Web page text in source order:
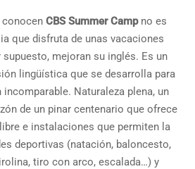
conocen CBS Summer Campno es
que disfruta de unas vacaciones
mejoran su inglés. Es un
lingüística que se desarrolla para
Naturaleza plena, un
de un pinar centenario que ofrece
e instalaciones que permiten la
deportivas (natación, baloncesto,
tiro con arco, escalada…) y